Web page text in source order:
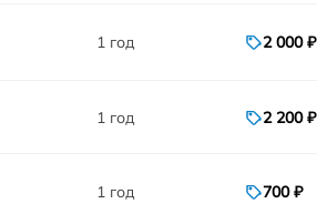
1 год 2 000 ₽
1 год 2 200 ₽
1 год 700 ₽